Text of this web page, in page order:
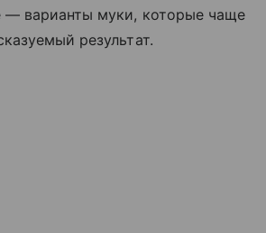
варианты муки, которые чаще
результат.